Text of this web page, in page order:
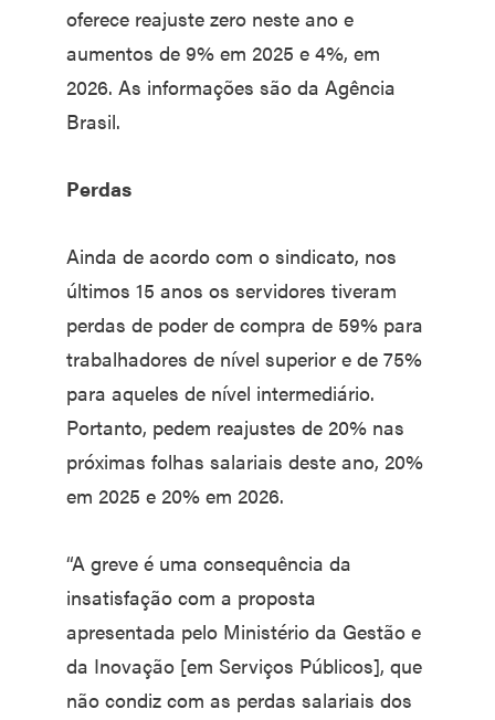
oferece reajuste zero neste ano e
aumentos de 9% em 2025 e 4%, em
2026. As informações são da Agência
Brasil.
Perdas
Ainda de acordo com o sindicato, nos
últimos 15 anos os servidores tiveram
perdas de poder de compra de 59% para
trabalhadores de nível superior e de 75%
para aqueles de nível intermediário.
Portanto, pedem reajustes de 20% nas
próximas folhas salariais deste ano, 20%
em 2025 e 20% em 2026.
“A greve é uma consequência da
insatisfação com a proposta
apresentada pelo Ministério da Gestão e
da Inovação [em Serviços Públicos], que
não condiz com as perdas salariais dos